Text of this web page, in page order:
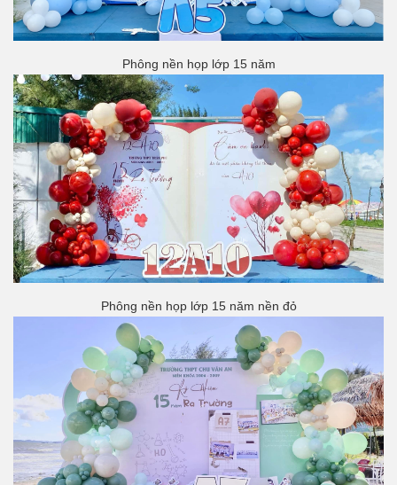
Phông nền họp lớp 15 năm
Phông nền họp lớp 15 năm nền đỏ